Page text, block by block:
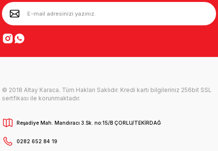
© 2018 Altay Karaca. Tüm Hakları Saklıdır. Kredi kartı bilgileriniz 256bit SSL
sertfikası ile korunmaktadır.
Reşadiye Mah. Mandıracı 3.Sk. no:15/B ÇORLU/TEKİRDAĞ
0282 652 84 19